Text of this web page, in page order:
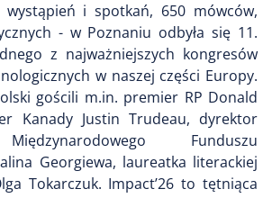
i spotkań, 650 mówców,
- w Poznaniu odbyła się 11.
z najważniejszych kongresów
w naszej części Europy.
gościli m.in. premier RP Donald
Kanady Justin Trudeau, dyrektor
Funduszu
Georgiewa, laureatka literackiej
Tokarczuk. Impact’26 to tętniąca